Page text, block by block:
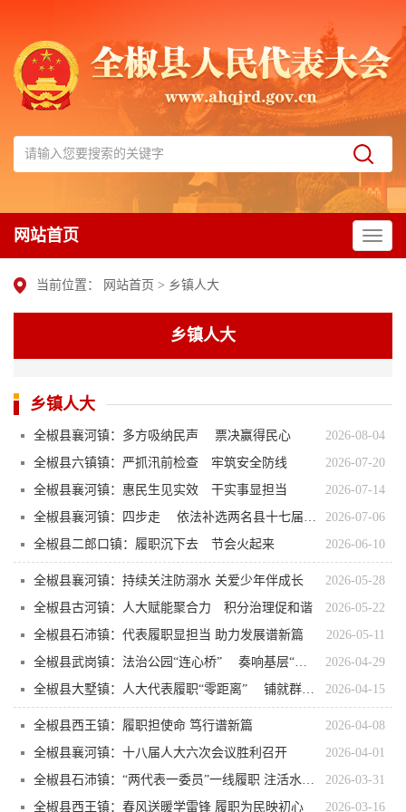
网站首页
当前位置： 网站首页 > 乡镇人大
乡镇人大
乡镇人大
2026-08-04
全椒县襄河镇：多方吸纳民声 票决赢得民心
2026-07-20
全椒县六镇镇：严抓汛前检查 牢筑安全防线
2026-07-14
全椒县襄河镇：惠民生见实效 干实事显担当
2026-07-06
2026-06-10
全椒县二郎口镇：履职沉下去 节会火起来
2026-05-28
全椒县襄河镇：持续关注防溺水 关爱少年伴成长
2026-05-22
全椒县古河镇：人大赋能聚合力 积分治理促和谐
2026-05-11
全椒县石沛镇：代表履职显担当 助力发展谱新篇
2026-04-29
2026-04-15
2026-04-08
全椒县西王镇：履职担使命 笃行谱新篇
2026-04-01
全椒县襄河镇：十八届人大六次会议胜利召开
2026-03-31
2026-03-16
全椒县西王镇：春风送暖学雷锋 履职为民映初心